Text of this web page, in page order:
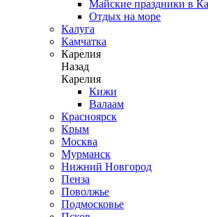
Майские праздники в
Отдых на море
Калуга
Камчатка
Карелия
Назад
Карелия
Кижи
Валаам
Красноярск
Крым
Москва
Мурманск
Нижний Новгород
Пенза
Поволжье
Подмосковье